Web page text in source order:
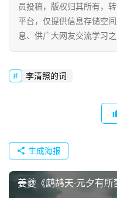
好
词
好
句
经
古
今
诗
员投稿，版权归其所有，
平台，仅提供信息存储空
息、供广大网友交流学习之
李清照的词
生成海报
姜夔《鹧鸪天·元夕有